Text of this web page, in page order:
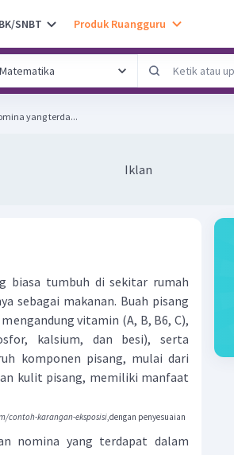
SNBT Produk Ruangguru
yang terda...
Iklan
biasa tumbuh di sekitar rumah
sebagai makanan. Buah pisang
vitamin (A, B, B6, C),
kalsium, dan besi), serta
komponen pisang, mulai dari
kulit pisang, memiliki manfaat
contoh-karangan-eksposisi,dengan penyesuaian
nomina yang terdapat dalam